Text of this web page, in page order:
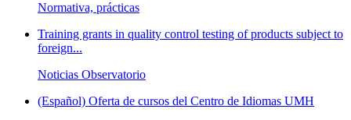
Normativa, prácticas
Training grants in quality control testing of products subject to
foreign...
Noticias Observatorio
(Español) Oferta de cursos del Centro de Idiomas UMH